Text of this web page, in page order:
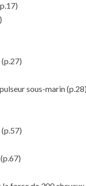
(p.27)
sous-marin
(p.57)
(p.67)